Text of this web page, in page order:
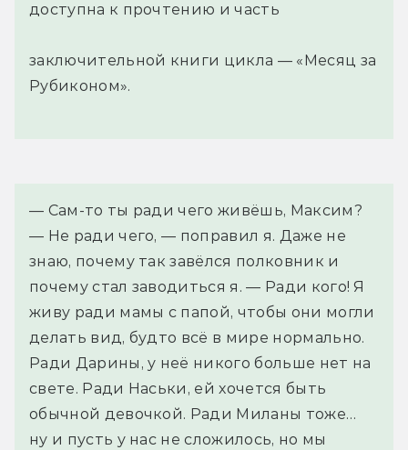
доступна к прочтению и часть
заключительной книги цикла — «Месяц за
Рубиконом».
— Сам-то ты ради чего живёшь, Максим?
— Не ради чего, — поправил я. Даже не
знаю, почему так завёлся полковник и
почему стал заводиться я. — Ради кого! Я
живу ради мамы с папой, чтобы они могли
делать вид, будто всё в мире нормально.
Ради Дарины, у неё никого больше нет на
свете. Ради Наськи, ей хочется быть
обычной девочкой. Ради Миланы тоже…
ну и пусть у нас не сложилось, но мы